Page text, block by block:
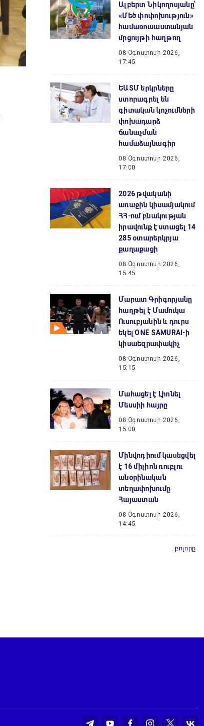
Ալբերտ Նիկողոսյանը՝
«Մեծ փոփոխություն»
համառուսաստանյան
մրցույթի հաղթող
08 Օգոստոսի 2026,
17:45
ԵԱՏՄ երկրները
ստորագրել են
գիտական կոչումների
փոխադարձ
ճանաչման
համաձայնագիր
08 Օգոստոսի 2026,
17:00
2026 թվականի
առաջին կիսամյակում
ՀՀ-ում բնակության
իրավունք է ստացել 14
285 օտարերկրյա
քաղաքացի
08 Օգոստոսի 2026,
15:45
Մարատ Գրիգորյանը
հաղթել է Մամուկա
Ուսուբյանին և դուրս
եկել ONE SAMURAI-ի
կիսաեզրափակիչ
08 Օգոստոսի 2026,
15:15
Մահացել է Լիոնել
Մեսսիի հայրը
08 Օգոստոսի 2026,
15:00
Մինվոդիում կասեցվել
է 16 միլիոն ռուբլու
անօրինական
տեղափոխումը
Հայաստան
08 Օգոստոսի 2026,
14:45
բոլորը